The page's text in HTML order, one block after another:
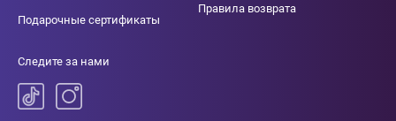
Подарочные сертификаты
Правила возврата
Следите за нами